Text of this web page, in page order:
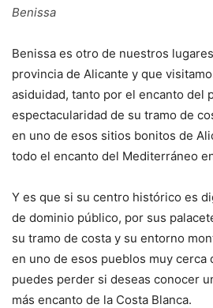
Benissa
Benissa es otro de nuestros
provincia de Alicante y que
asiduidad, tanto por el encanto del
espectacularidad de su tramo de
en uno de esos sitios bonitos de
todo el encanto del Mediterráneo
Y es que si su centro histórico es
de dominio público, por sus
su tramo de costa y su entorno
en uno de esos pueblos muy cerca
puedes perder si deseas conocer
más encanto de la Costa Blanca.